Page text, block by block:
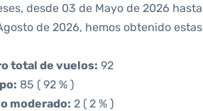
desde 03 de Mayo de 2026 hasta
de 2026, hemos obtenido estas
total de vuelos: 92
85 ( 92 % )
moderado: 2 ( 2 % )